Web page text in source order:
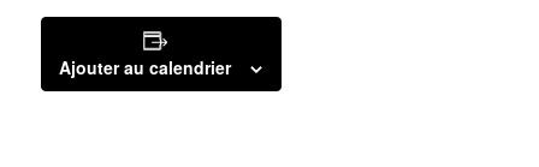
Ajouter au calendrier